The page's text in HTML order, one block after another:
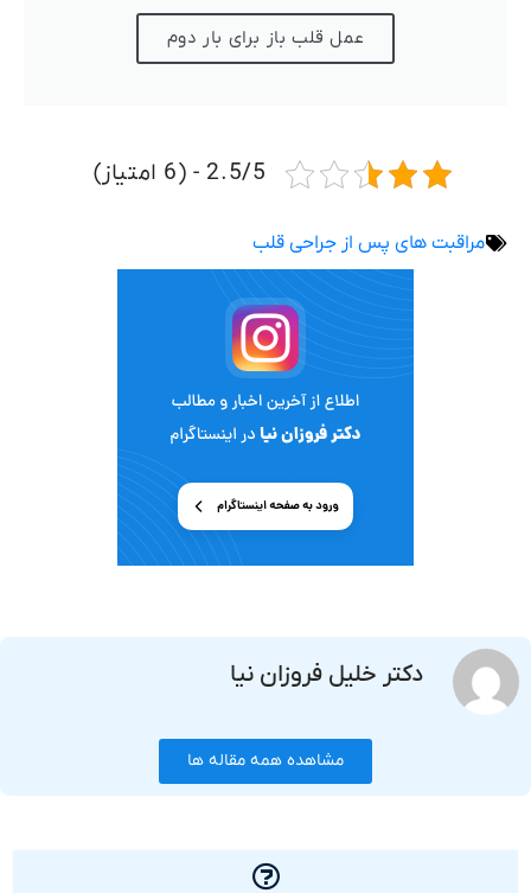
عمل قلب باز برای بار دوم
2.5/5 - (6 امتیاز)
مراقبت های پس از جراحی قلب
دکتر خلیل فروزان نیا
مشاهده همه مقاله ها